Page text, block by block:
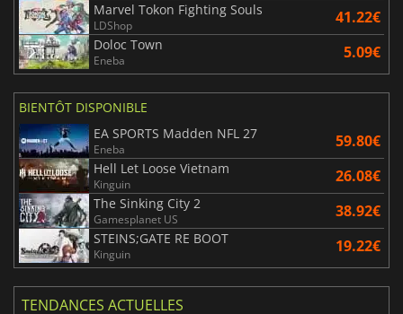
Marvel Tokon Fighting Souls
LDShop 41.22€
Doloc Town
Eneba 5.09€
BIENTÔT DISPONIBLE
EA SPORTS Madden NFL 27
Eneba 59.80€
Hell Let Loose Vietnam
Kinguin 26.08€
The Sinking City 2
Gamesplanet US 38.92€
STEINS;GATE RE BOOT
Kinguin 19.22€
TENDANCES ACTUELLES